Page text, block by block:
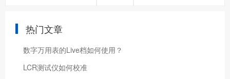
热门文章
数字万用表的Live档如何使用？
LCR测试仪如何校准